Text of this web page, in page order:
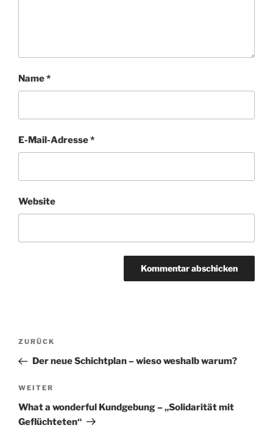
Name*
E-Mail-Adresse*
Website
Beitragsnavigation
Vorheriger
Beitrag
ZURÜCK
Der neue Schichtplan – wieso weshalb warum?
Nächster
Beitrag
WEITER
What a wonderful Kundgebung – „Solidarität mit
Geflüchteten“